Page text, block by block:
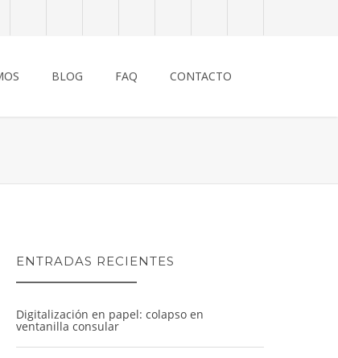
BLOG FAQ CONTACTO
ENTRADAS RECIENTES
Digitalización en papel: colapso en
ventanilla consular